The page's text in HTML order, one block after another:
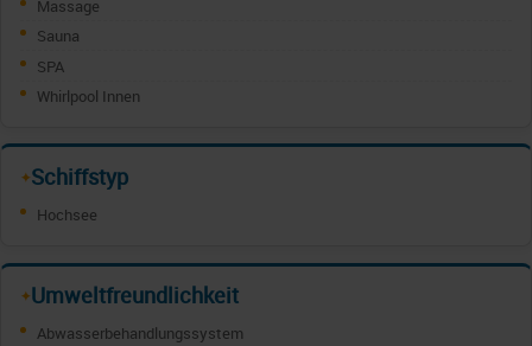
Massage
Sauna
SPA
Whirlpool Innen
✦Schiffstyp
Hochsee
✦Umweltfreundlichkeit
Abwasserbehandlungssystem